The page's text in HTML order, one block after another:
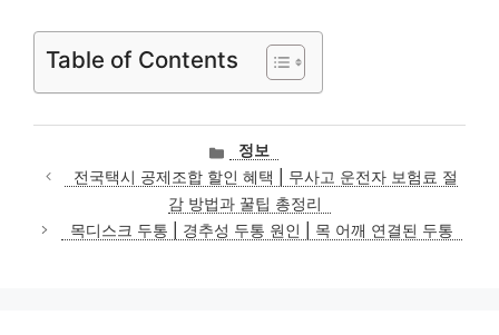
Table of Contents
카
테
고
리
정보
전국택시 공제조합 할인 혜택 | 무사고 운전자 보험료 절
감 방법과 꿀팁 총정리
목디스크 두통 | 경추성 두통 원인 | 목 어깨 연결된 두통